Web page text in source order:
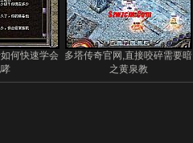
何快速学会
多塔传奇官网,直接咬碎需要暗
之黄泉教